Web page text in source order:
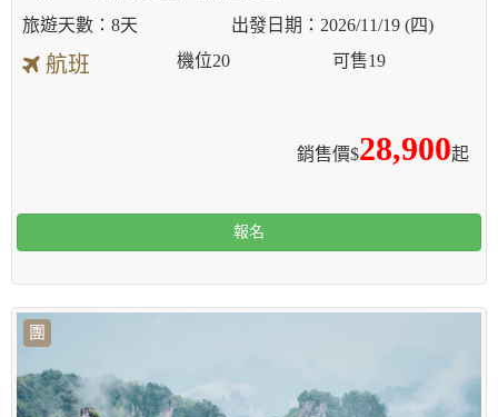
8天 2026/11/19 (四)
航班
銷售價$28,900起
機位20 可售19
報名
團